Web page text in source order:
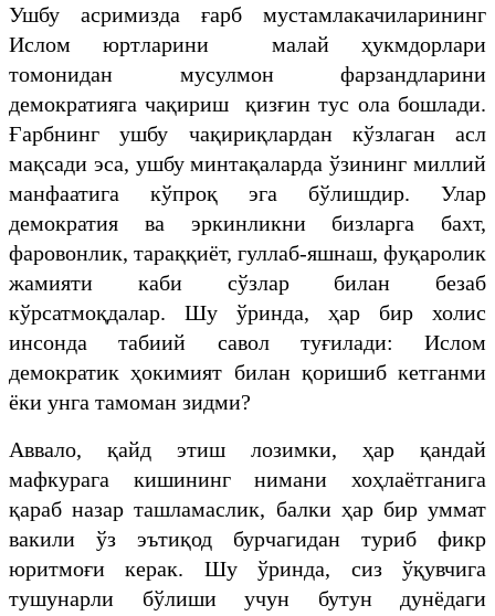
Ушбу асримизда ғарб мустамлакачиларининг
Ислом юртларини малай ҳукмдорлари
томонидан мусулмон фарзандларини
демократияга чақириш қизғин тус ола бошлади.
Ғарбнинг ушбу чақириқлардан кўзлаган асл
мақсади эса, ушбу минтақаларда ўзининг миллий
манфаатига кўпроқ эга бўлишдир. Улар
демократия ва эркинликни бизларга бахт,
фаровонлик, тараққиёт, гуллаб-яшнаш, фуқаролик
жамияти каби сўзлар билан безаб
кўрсатмоқдалар. Шу ўринда, ҳар бир холис
инсонда табиий савол туғилади: Ислом
демократик ҳокимият билан қоришиб кетганми
ёки унга тамоман зидми?
Аввало, қайд этиш лозимки, ҳар қандай
мафкурага кишининг нимани хоҳлаётганига
қараб назар ташламаслик, балки ҳар бир уммат
вакили ўз эътиқод бурчагидан туриб фикр
юритмоғи керак. Шу ўринда, сиз ўқувчига
тушунарли бўлиши учун бутун дунёдаги